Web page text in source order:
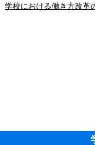
学校における働き方改革